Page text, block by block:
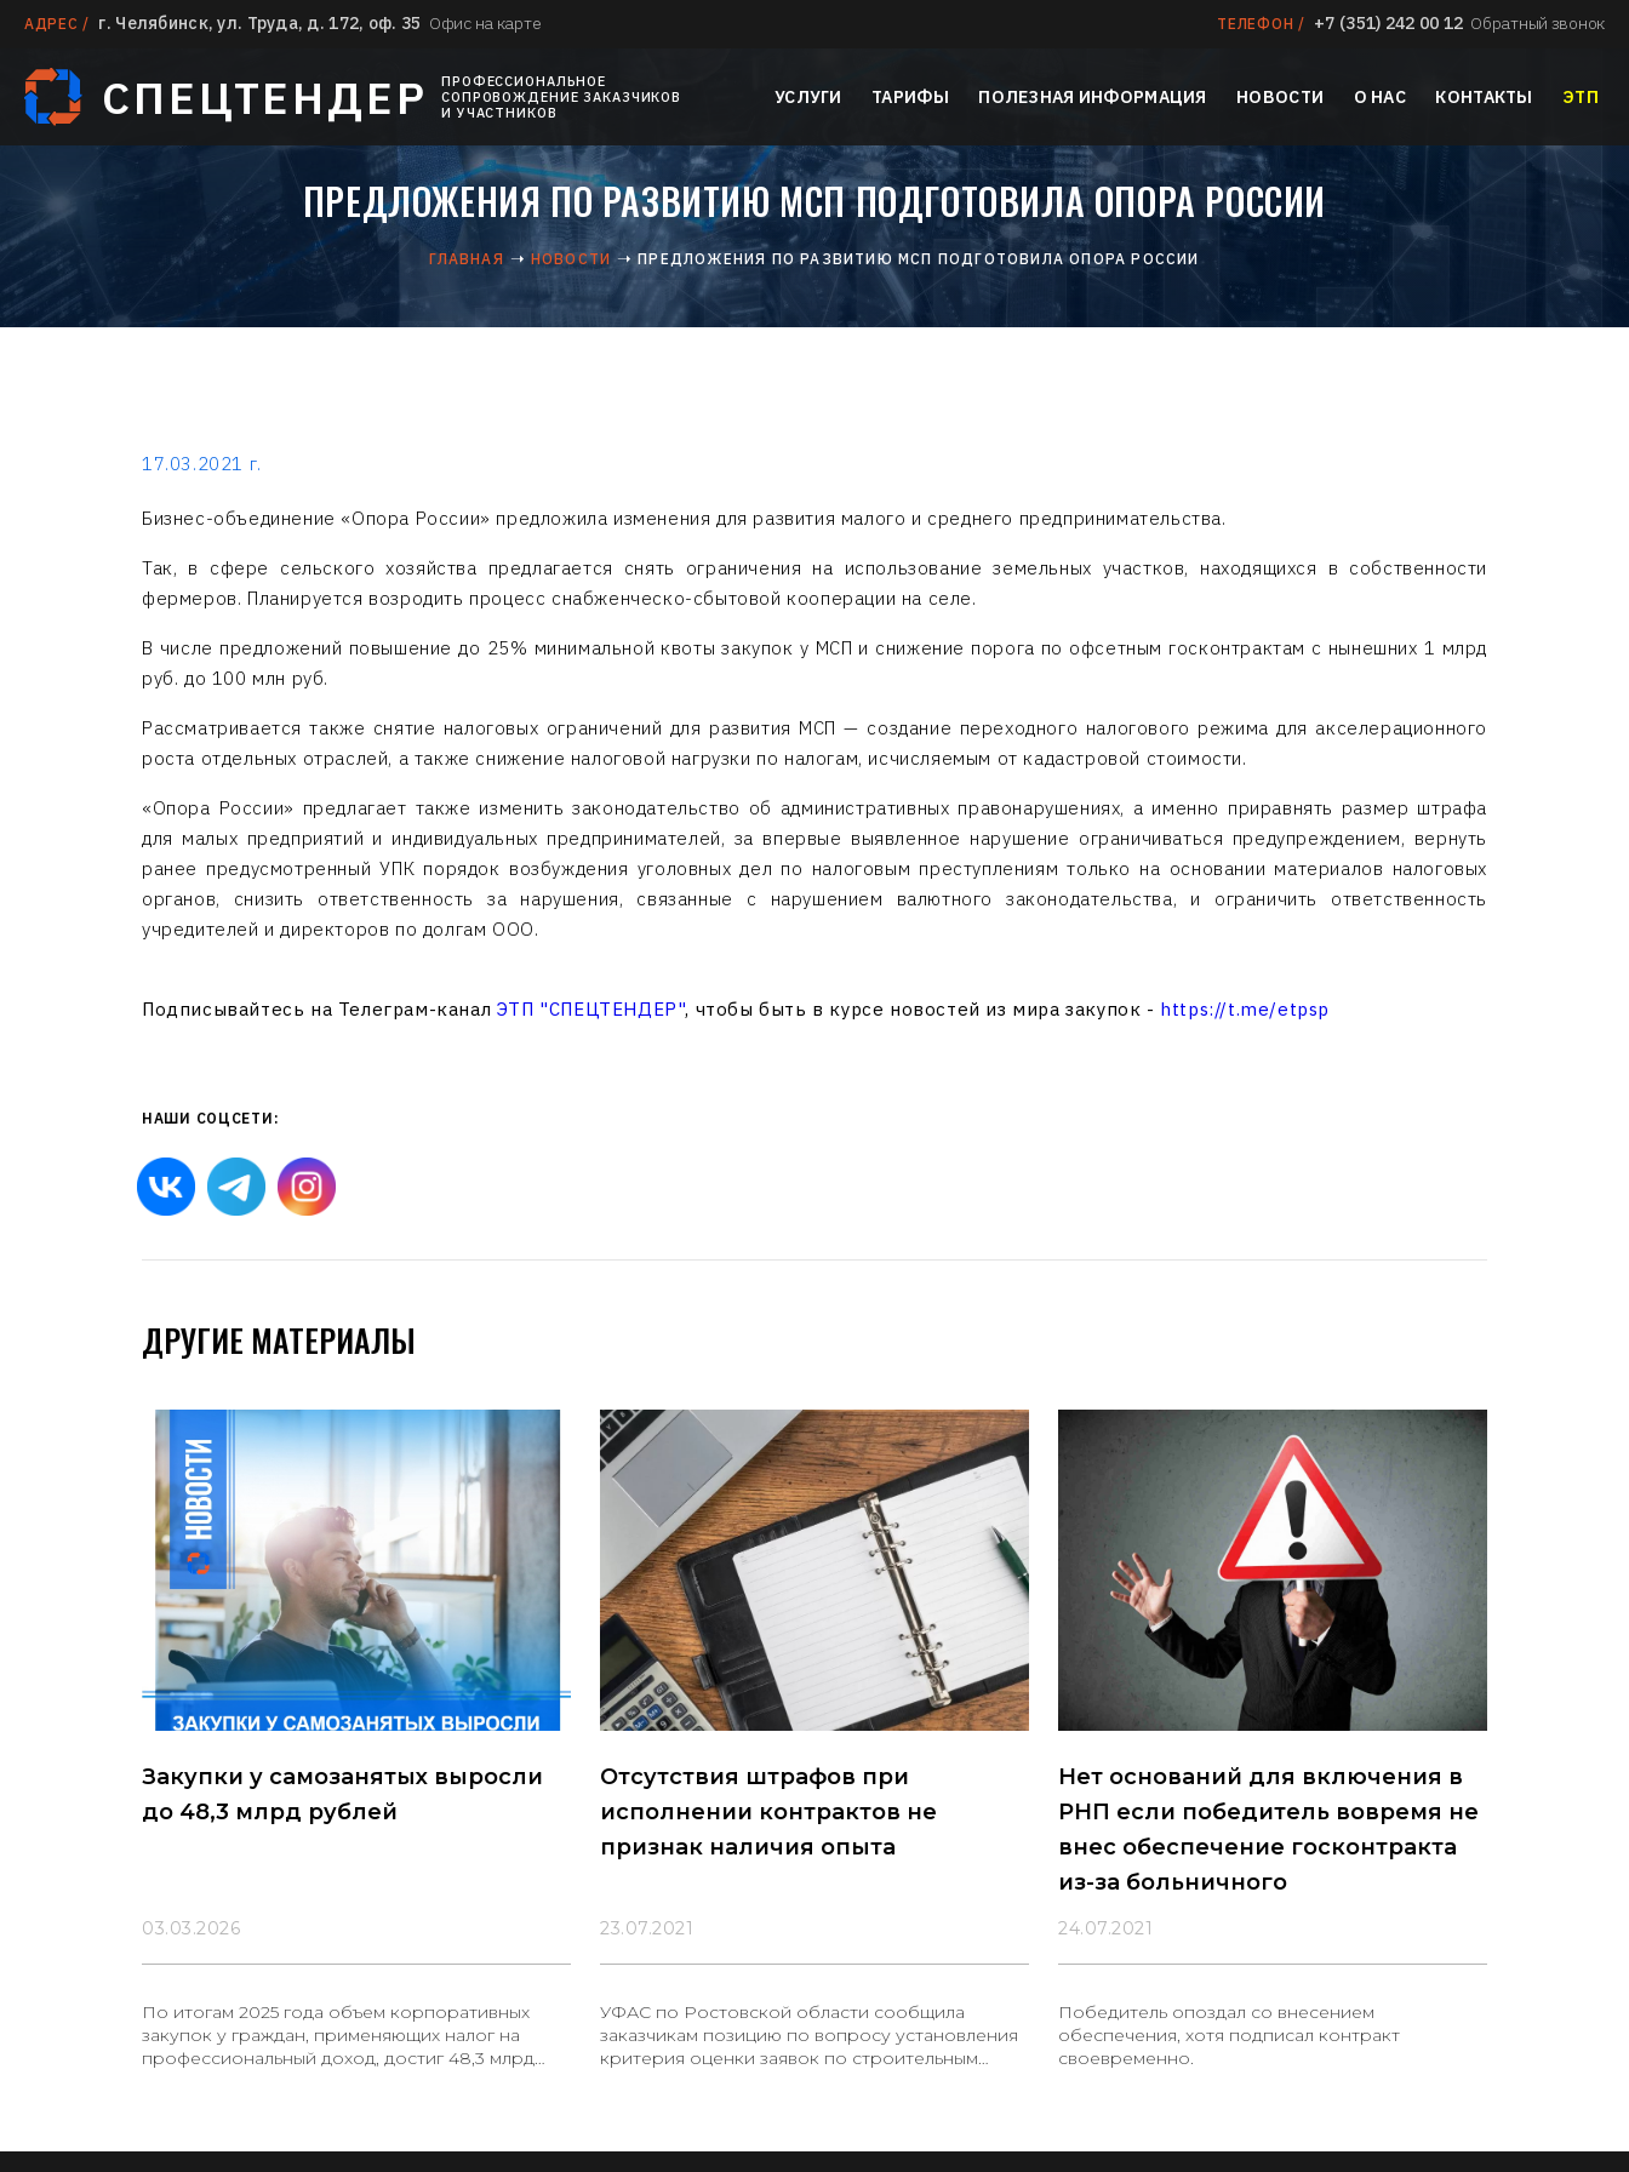
АДРЕС / г. Челябинск, ул. Труда, д. 172, оф. 35 Офис на карте ТЕЛЕФОН / +7 (351) 242 00 12 Обратный звонок
СПЕЦТЕНДЕР
ПРОФЕССИОНАЛЬНОЕ
СОПРОВОЖДЕНИЕ ЗАКАЗЧИКОВ
И УЧАСТНИКОВ
УСЛУГИ ТАРИФЫ ПОЛЕЗНАЯ ИНФОРМАЦИЯ НОВОСТИ О НАС КОНТАКТЫ ЭТП
ПРЕДЛОЖЕНИЯ ПО РАЗВИТИЮ МСП ПОДГОТОВИЛА ОПОРА РОССИИ
ГЛАВНАЯ НОВОСТИ ПРЕДЛОЖЕНИЯ ПО РАЗВИТИЮ МСП ПОДГОТОВИЛА ОПОРА РОССИИ
17.03.2021 г.
Бизнес-объединение «Опора России» предложила изменения для развития малого и среднего предпринимательства.
Так, в сфере сельского хозяйства предлагается снять ограничения на использование земельных участков, находящихся в собственности
фермеров. Планируется возродить процесс снабженческо-сбытовой кооперации на селе.
В числе предложений повышение до 25% минимальной квоты закупок у МСП и снижение порога по офсетным госконтрактам с нынешних 1 млрд
руб. до 100 млн руб.
Рассматривается также снятие налоговых ограничений для развития МСП — создание переходного налогового режима для акселерационного
роста отдельных отраслей, а также снижение налоговой нагрузки по налогам, исчисляемым от кадастровой стоимости.
«Опора России» предлагает также изменить законодательство об административных правонарушениях, а именно приравнять размер штрафа
для малых предприятий и индивидуальных предпринимателей, за впервые выявленное нарушение ограничиваться предупреждением, вернуть
ранее предусмотренный УПК порядок возбуждения уголовных дел по налоговым преступлениям только на основании материалов налоговых
органов, снизить ответственность за нарушения, связанные с нарушением валютного законодательства, и ограничить ответственность
учредителей и директоров по долгам ООО.
Подписывайтесь на Телеграм-канал ЭТП "СПЕЦТЕНДЕР", чтобы быть в курсе новостей из мира закупок - https://t.me/etpsp
НАШИ СОЦСЕТИ:
ДРУГИЕ МАТЕРИАЛЫ
Закупки у самозанятых выросли
до 48,3 млрд рублей
03.03.2026
По итогам 2025 года объем корпоративных
закупок у граждан, применяющих налог на
профессиональный доход, достиг 48,3 млрд
предложения государственным компаниям,
Отсутствия штрафов при
исполнении контрактов не
признак наличия опыта
23.07.2021
УФАС по Ростовской области сообщила
заказчикам позицию по вопросу установления
критерия оценки заявок по строительным
Нет оснований для включения в
РНП если победитель вовремя не
внес обеспечение госконтракта
из-за больничного
24.07.2021
Победитель опоздал со внесением
обеспечения, хотя подписал контракт
своевременно.